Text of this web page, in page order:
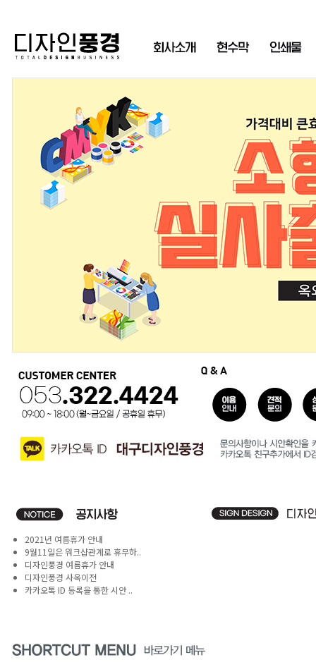
2021년 여름휴가 안내
9월11일은 워크샵관계로 휴무하..
디자인풍경 여름휴가 안내
디자인풍경 사옥이전
카카오톡 ID 등록을 통한 시안 ..